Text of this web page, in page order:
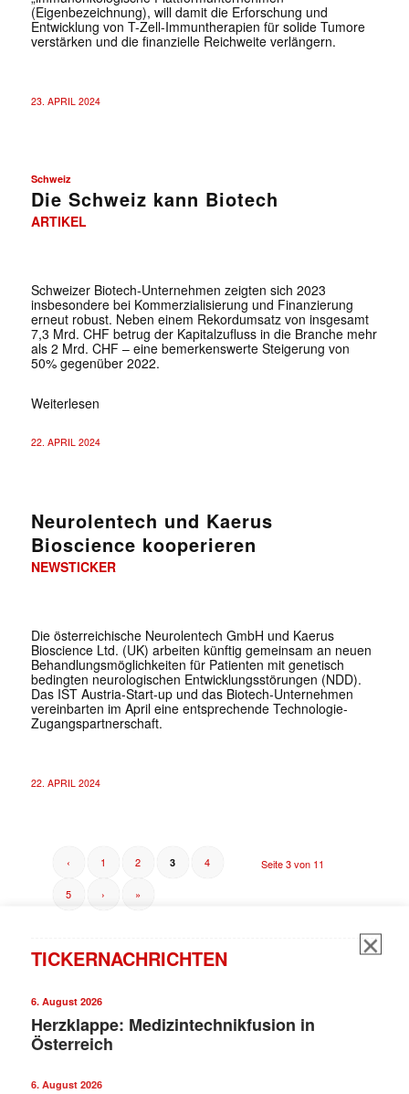
(Eigenbezeichnung), will damit die Erforschung und
Entwicklung von T-Zell-Immuntherapien für solide Tumore
verstärken und die finanzielle Reichweite verlängern.
23. APRIL 2024
Schweiz
Die Schweiz kann Biotech
ARTIKEL
Schweizer Biotech-Unternehmen zeigten sich 2023
insbesondere bei Kommerzialisierung und Finanzierung
erneut robust. Neben einem Rekordumsatz von insgesamt
7,3 Mrd. CHF betrug der Kapitalzufluss in die Branche mehr
als 2 Mrd. CHF – eine bemerkenswerte Steigerung von
50% gegenüber 2022.
Weiterlesen
22. APRIL 2024
Neurolentech und Kaerus
Bioscience kooperieren
NEWSTICKER
Die österreichische Neurolentech GmbH und Kaerus
Bioscience Ltd. (UK) arbeiten künftig gemeinsam an neuen
Behandlungsmöglichkeiten für Patienten mit genetisch
bedingten neurologischen Entwicklungsstörungen (NDD).
Das IST Austria-Start-up und das Biotech-Unternehmen
vereinbarten im April eine entsprechende Technologie-
Zugangspartnerschaft.
22. APRIL 2024
Seite 3 von 11
‹ 1 2 3 4
5 › »
TICKERNACHRICHTEN
6. August 2026
Herzklappe: Medizintechnikfusion in
Österreich
6. August 2026